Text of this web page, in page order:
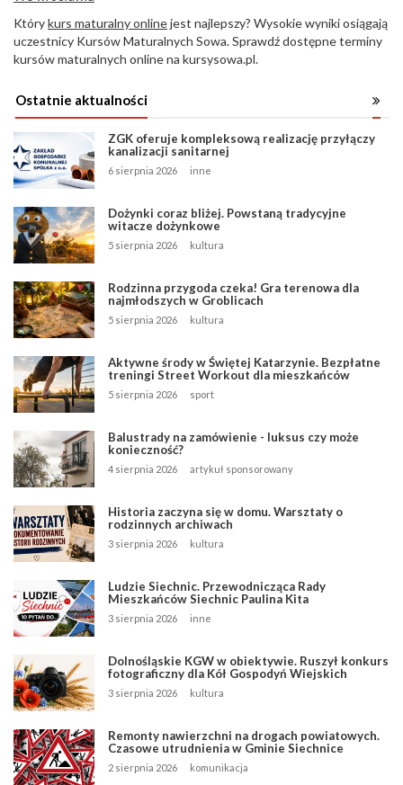
Którykurs maturalny onlinejest najlepszy? Wysokie wyniki osiągają
uczestnicy Kursów Maturalnych Sowa. Sprawdź dostępne terminy
kursów maturalnych online na kursysowa.pl.
Ostatnie aktualności
ZGK oferuje kompleksową realizację przyłączy
kanalizacji sanitarnej
6 sierpnia 2026 inne
Dożynki coraz bliżej. Powstaną tradycyjne
witacze dożynkowe
5 sierpnia 2026 kultura
Rodzinna przygoda czeka! Gra terenowa dla
najmłodszych w Groblicach
5 sierpnia 2026 kultura
Aktywne środy w Świętej Katarzynie. Bezpłatne
treningi Street Workout dla mieszkańców
5 sierpnia 2026 sport
Balustrady na zamówienie - luksus czy może
konieczność?
4 sierpnia 2026 artykuł sponsorowany
Historia zaczyna się w domu. Warsztaty o
rodzinnych archiwach
3 sierpnia 2026 kultura
Ludzie Siechnic. Przewodnicząca Rady
Mieszkańców Siechnic Paulina Kita
3 sierpnia 2026 inne
Dolnośląskie KGW w obiektywie. Ruszył konkurs
fotograficzny dla Kół Gospodyń Wiejskich
3 sierpnia 2026 kultura
Remonty nawierzchni na drogach powiatowych.
Czasowe utrudnienia w Gminie Siechnice
2 sierpnia 2026 komunikacja